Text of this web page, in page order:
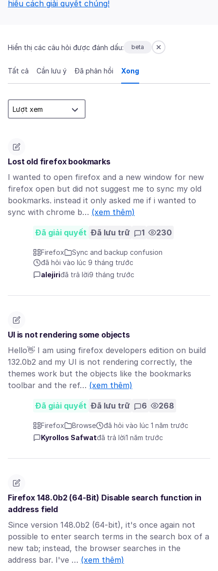
hiểu cách giải quyết chúng!
Hiển thị các câu hỏi được đánh dấu: beta
Tất cả Cần lưu ý Đã phản hồi Xong
Lost old firefox bookmarks
I wanted to open firefox and a new window for new
firefox open but did not suggest me to sync my old
bookmarks. instead it only asked me if i wanted to
sync with chrome b… (xem thêm)
Đã giải quyết Đã lưu trữ 1 230
Firefox
Sync and backup confusion
đã hỏi vào lúc 9 tháng trước
alejiriđã trả lời9 tháng trước
UI is not rendering some objects
Hello👋 I am using firefox developers edition on build
132.0b2 and my UI is not rendering correctly, the
themes work but the objects like the bookmarks
toolbar and the ref… (xem thêm)
Đã giải quyết Đã lưu trữ 6 268
Firefox Browse
đã hỏi vào lúc 1 năm trước
Kyrollos Safwatđã trả lời1 năm trước
Firefox 148.0b2 (64-Bit) Disable search function in
address field
Since version 148.0b2 (64-bit), it's once again not
possible to enter search terms in the search box of a
new tab; instead, the browser searches in the
address bar. I've … (xem thêm)